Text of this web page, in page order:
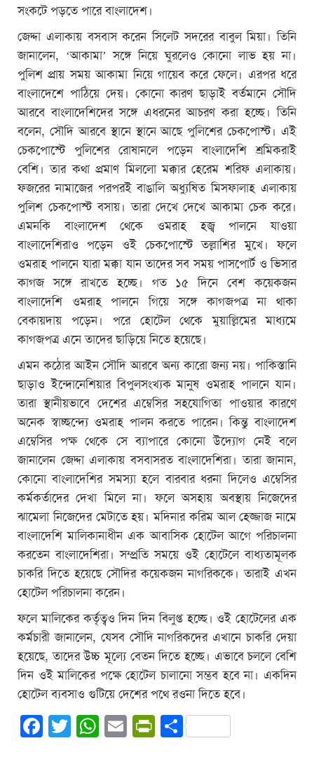
সংকটে পড়তে পারে বাংলাদেশ।
জেদ্দা এলাকায় বসবাস করেন সিলেট সদরের বাবুল মিয়া। তিনি
জানালেন, ‘আকামা’ সঙ্গে নিয়ে ঘুরলেও কোনো লাভ হয় না।
পুলিশ প্রায় সময় আকামা নিয়ে গায়েব করে ফেলে। এরপর ধরে
বাংলাদেশে পাঠিয়ে দেয়। কোনো কারণ ছাড়াই বর্তমানে সৌদি
আরবে বাংলাদেশিদের সঙ্গে এধরনের আচরণ করা হচ্ছে। তিনি
বলেন, সৌদি আরবে স্থানে স্থানে আছে পুলিশের চেকপোস্ট। এই
চেকপোস্টে পুলিশের রোষানলে পড়েন বাংলাদেশি শ্রমিকরাই
বেশি। তার কথা প্রমাণ মিললো মক্কার হেরেম শরিফ এলাকায়।
ফজরের নামাজের পরপরই বাঙালি অধ্যুষিত মিসফালাহ এলাকায়
পুলিশ চেকপোস্ট বসায়। তারা দেখে দেখে আকামা চেক করে।
এমনকি বাংলাদেশ থেকে ওমরাহ হজ্ব পালনে যাওয়া
বাংলাদেশিরাও পড়েন ওই চেকপোস্টে তল্লাশির মুখে। ফলে
ওমরাহ পালনে যারা মক্কা যান তাদের সব সময় পাসপোর্ট ও ভিসার
কাগজ সঙ্গে রাখতে হচ্ছে। গত ১৫ দিনে বেশ কয়েকজন
বাংলাদেশি ওমরাহ পালনে গিয়ে সঙ্গে কাগজপত্র না থাকা
বেকায়দায় পড়েন। পরে হোটেল থেকে মুয়াল্লিমের মাধ্যমে
কাগজপত্র এনে তাদের ছাড়িয়ে নিতে হয়েছে।
এমন কঠোর আইন সৌদি আরবে অন্য কারো জন্য নয়। পাকিস্তানি
ছাড়াও ইন্দোনেশিয়ার বিপুলসংখ্যক মানুষ ওমরাহ পালনে যান।
তারা স্থানীয়ভাবে দেশের এম্বেসির সহযোগিতা পাওয়ার কারণে
অনেক স্বাচ্ছন্দ্যে ওমরাহ পালন করতে পারেন। কিন্তু বাংলাদেশ
এম্বেসির পক্ষ থেকে সে ব্যাপারে কোনো উদ্যোগ নেই বলে
জানালেন জেদ্দা এলাকায় বসবাসরত বাংলাদেশিরা। তারা জানান,
কোনো বাংলাদেশির সমস্যা হলে বারবার ধরনা দিলেও এম্বেসির
কর্মকর্তাদের দেখা মিলে না। ফলে অসহায় অবস্থায় নিজেদের
ঝামেলা নিজেদের মেটাতে হয়। মদিনার করিম আল হেজ্জাজ নামে
বাংলাদেশি মালিকানাধীন এক আবাসিক হোটেল আগে পরিচালনা
করতেন বাংলাদেশিরা। সম্প্রতি সময়ে ওই হোটেলে বাধ্যতামূলক
চাকরি দিতে হয়েছে সৌদির কয়েকজন নাগরিককে। তারাই এখন
হোটেল পরিচালনা করেন।
ফলে মালিকের কর্তৃত্বও দিন দিন বিলুপ্ত হচ্ছে। ওই হোটেলের এক
কর্মচারী জানালেন, যেসব সৌদি নাগরিকদের এখানে চাকরি দেয়া
হয়েছে, তাদের উচ্চ মূল্যে বেতন দিতে হচ্ছে। এভাবে চললে বেশি
দিন ওই মালিকের পক্ষে হোটেল চালানো সম্ভব হবে না। একদিন
হোটেল ব্যবসাও গুটিয়ে দেশের পথে রওনা দিতে হবে।
Facebook
Twitter
WhatsApp
EmailPrintFriendly
Share